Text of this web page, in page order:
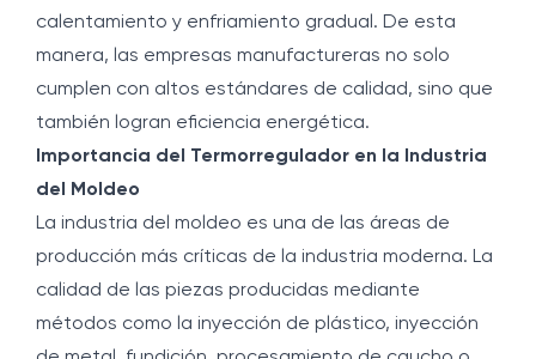
calentamiento y enfriamiento gradual. De esta
manera, las empresas manufactureras no solo
cumplen con altos estándares de calidad, sino que
también logran eficiencia energética.
Importancia del Termorregulador en la Industria
del Moldeo
La industria del moldeo es una de las áreas de
producción más críticas de la industria moderna. La
calidad de las piezas producidas mediante
métodos como la inyección de plástico, inyección